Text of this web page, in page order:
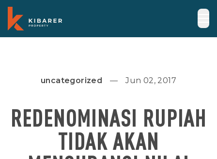
uncategorized Jun 02, 2017
REDENOMINASI RUPIAH
TIDAK AKAN